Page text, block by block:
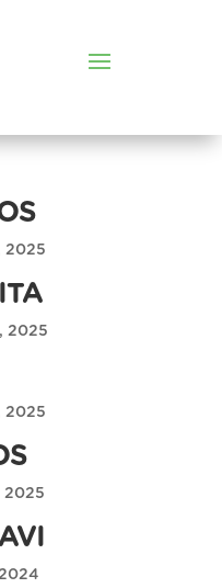
2025
2025
2025
2025